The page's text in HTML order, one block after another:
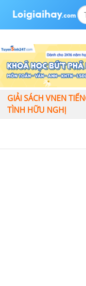
GIẢI SÁCH VNEN
TÌNH HỮU NGHỊ